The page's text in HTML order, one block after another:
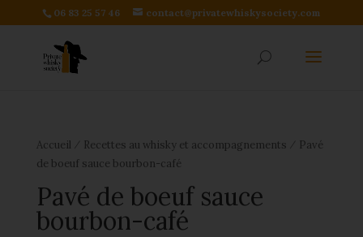
06 83 25 57 46 contact@privatewhiskysociety.com
Accueil Recettes au whisky et accompagnements
Pavé
de boeuf sauce bourbon-café
Pavé de boeuf sauce
bourbon-café